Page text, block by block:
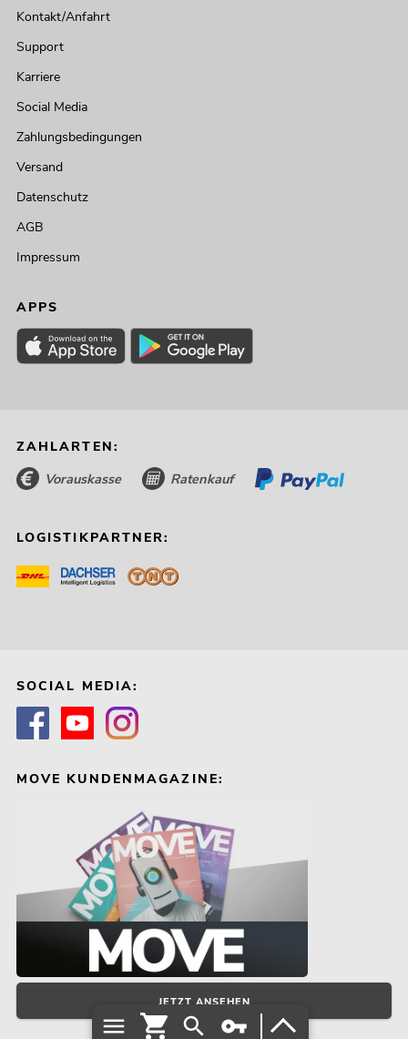
Kontakt/Anfahrt
Support
Karriere
Social Media
Zahlungsbedingungen
Versand
Datenschutz
AGB
Impressum
APPS
ZAHLARTEN:
Vorauskasse Ratenkauf
LOGISTIKPARTNER:
SOCIAL MEDIA:
MOVE KUNDENMAGAZINE:
JETZT ANSEHEN